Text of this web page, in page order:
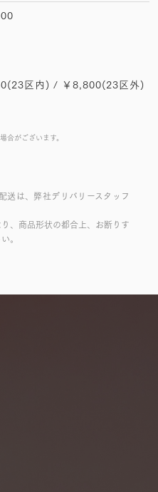
がございます。
送は、弊社デリバリースタッフ
、商品形状の都合上、お断りす
。
区内) / ￥8,800(23区外)